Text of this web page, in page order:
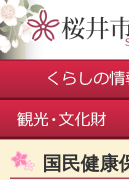
国民健康